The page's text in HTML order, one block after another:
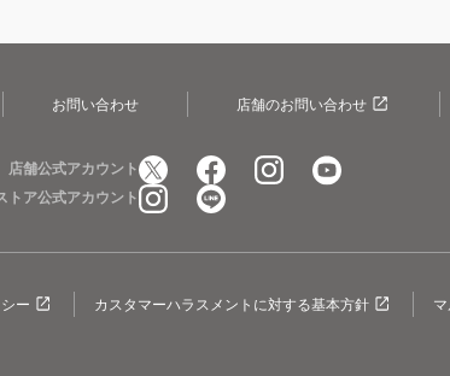
お問い合わせ 店舗のお問い合わせ
店舗公式アカウント
トア公式アカウント
ー カスタマーハラスメントに対する基本方針